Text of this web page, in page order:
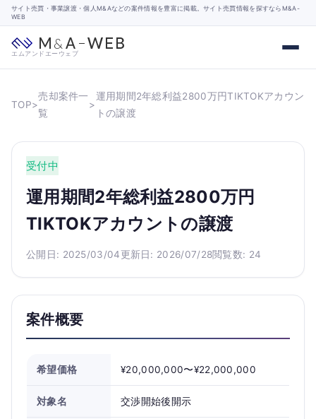
サイト売買・事業譲渡・個人M&Aなどの案件情報を豊富に掲載。サイト売買情報を探すならM&A-
WEB
エムアンドエーウェブ
TOP>
売却案件一
覧
>
運用期間2年総利益2800万円TIKTOKアカウン
トの譲渡
受付中
運用期間2年総利益2800万円
TIKTOKアカウントの譲渡
公開日: 2025/03/04更新日: 2026/07/28閲覧数: 24
案件概要
希望価格 ¥20,000,000〜¥22,000,000
対象名 交渉開始後開示